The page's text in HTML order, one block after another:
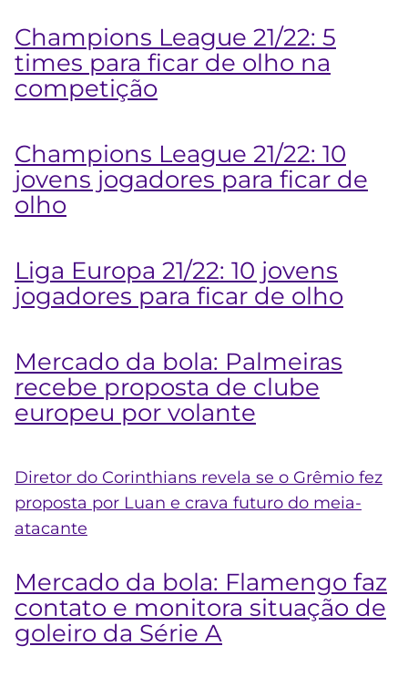
Champions League 21/22: 5
times para ficar de olho na
competição
Champions League 21/22: 10
jovens jogadores para ficar de
olho
Liga Europa 21/22: 10 jovens
jogadores para ficar de olho
Mercado da bola: Palmeiras
recebe proposta de clube
europeu por volante
Diretor do Corinthians revela se o Grêmio fez
proposta por Luan e crava futuro do meia-
atacante
Mercado da bola: Flamengo faz
contato e monitora situação de
goleiro da Série A